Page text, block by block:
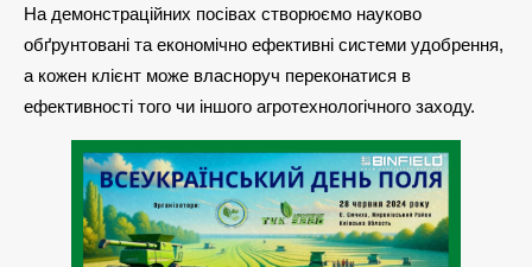
На демонстраційних посівах створюємо науково
обґрунтовані та економічно ефективні системи удобрення,
а кожен клієнт може власноруч переконатися в
ефективності того чи іншого агротехнологічного заходу.